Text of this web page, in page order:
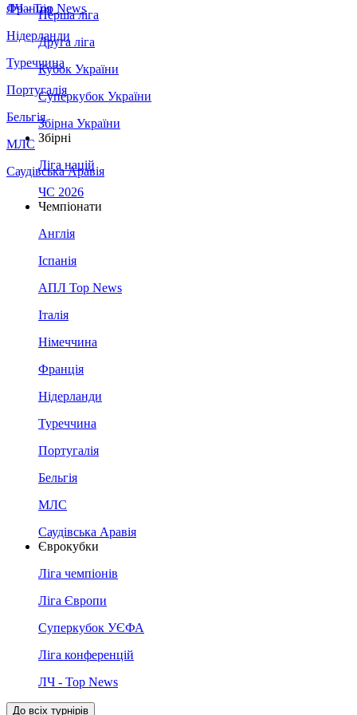
Франція
Нідерланди
Туреччина
Португалія
Бельгія
МЛС
Саудівська Аравія
ЛЧ - Top News
Перша ліга
Друга ліга
Кубок України
Суперкубок України
Збірна України
Збірні
Ліга націй
ЧС 2026
Чемпіонати
Англія
Іспанія
АПЛ Top News
Італія
Німеччина
Франція
Нідерланди
Туреччина
Португалія
Бельгія
МЛС
Саудівська Аравія
Єврокубки
Ліга чемпіонів
Ліга Європи
Суперкубок УЄФА
Ліга конференцій
ЛЧ - Top News
До всіх турнірів